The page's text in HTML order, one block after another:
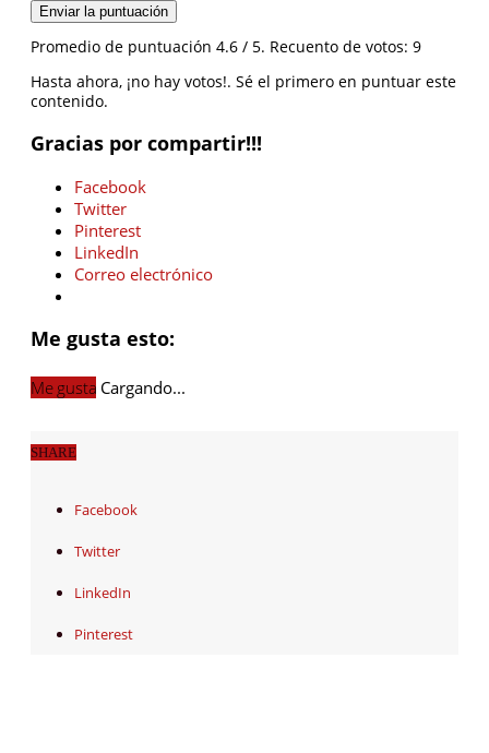
Enviar la puntuación
Promedio de puntuación 4.6 / 5. Recuento de votos: 9
Hasta ahora, ¡no hay votos!. Sé el primero en puntuar este
contenido.
Gracias por compartir!!!
Facebook
Twitter
Pinterest
LinkedIn
Correo electrónico
Me gusta esto:
Me gusta Cargando...
SHARE
Facebook
Twitter
LinkedIn
Pinterest